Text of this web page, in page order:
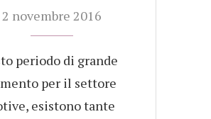
2 novembre 2016
periodo di grande
per il settore
esistono tante